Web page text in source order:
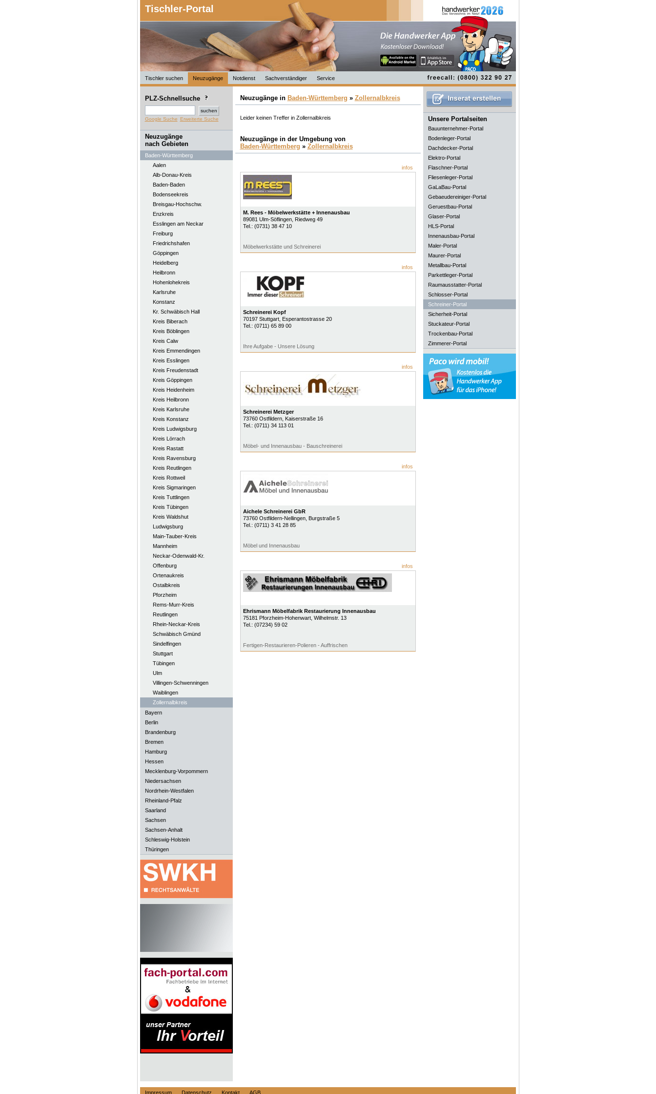
Tischler-Portal
Tischler suchen Neuzugänge Notdienst Sachverständiger Service
PLZ-Schnellsuche
Google Suche Erweiterte Suche
Neuzugänge
nach Gebieten
Baden-Württemberg
Aalen
Alb-Donau-Kreis
Baden-Baden
Bodenseekreis
Breisgau-Hochschw.
Enzkreis
Esslingen am Neckar
Freiburg
Friedrichshafen
Göppingen
Heidelberg
Heilbronn
Hohenlohekreis
Karlsruhe
Konstanz
Kr. Schwäbisch Hall
Kreis Biberach
Kreis Böblingen
Kreis Calw
Kreis Emmendingen
Kreis Esslingen
Kreis Freudenstadt
Kreis Göppingen
Kreis Heidenheim
Kreis Heilbronn
Kreis Karlsruhe
Kreis Konstanz
Kreis Ludwigsburg
Kreis Lörrach
Kreis Rastatt
Kreis Ravensburg
Kreis Reutlingen
Kreis Rottweil
Kreis Sigmaringen
Kreis Tuttlingen
Kreis Tübingen
Kreis Waldshut
Ludwigsburg
Main-Tauber-Kreis
Mannheim
Neckar-Odenwald-Kr.
Offenburg
Ortenaukreis
Ostalbkreis
Pforzheim
Rems-Murr-Kreis
Reutlingen
Rhein-Neckar-Kreis
Schwäbisch Gmünd
Sindelfingen
Stuttgart
Tübingen
Ulm
Villingen-Schwenningen
Waiblingen
Zollernalbkreis
Bayern
Berlin
Brandenburg
Bremen
Hamburg
Hessen
Mecklenburg-Vorpommern
Niedersachsen
Nordrhein-Westfalen
Rheinland-Pfalz
Saarland
Sachsen
Sachsen-Anhalt
Schleswig-Holstein
Thüringen
Neuzugänge in Baden-Württemberg » Zollernalbkreis
Leider keinen Treffer in Zollernalbkreis
Neuzugänge in der Umgebung von
Baden-Württemberg » Zollernalbkreis
infos
M. Rees - Möbelwerkstätte + Innenausbau
89081 Ulm-Söflingen, Riedweg 49
Tel.: (0731) 38 47 10
Möbelwerkstätte und Schreinerei
infos
Schreinerei Kopf
70197 Stuttgart, Esperantostrasse 20
Tel.: (0711) 65 89 00
Ihre Aufgabe - Unsere Lösung
infos
Schreinerei Metzger
73760 Ostfildern, Kaiserstraße 16
Tel.: (0711) 34 113 01
Möbel- und Innenausbau - Bauschreinerei
infos
Aichele Schreinerei GbR
73760 Ostfildern-Nellingen, Burgstraße 5
Tel.: (0711) 3 41 28 85
Möbel und Innenausbau
infos
Ehrismann Möbelfabrik Restaurierung Innenausbau
75181 Pforzheim-Hohenwart, Wilhelmstr. 13
Tel.: (07234) 59 02
Fertigen-Restaurieren-Polieren - Auffrischen
Unsere Portalseiten
Bauunternehmer-Portal
Bodenleger-Portal
Dachdecker-Portal
Elektro-Portal
Flaschner-Portal
Fliesenleger-Portal
GaLaBau-Portal
Gebaeudereiniger-Portal
Geruestbau-Portal
Glaser-Portal
HLS-Portal
Innenausbau-Portal
Maler-Portal
Maurer-Portal
Metallbau-Portal
Parkettleger-Portal
Raumausstatter-Portal
Schlosser-Portal
Schreiner-Portal
Sicherheit-Portal
Stuckateur-Portal
Trockenbau-Portal
Zimmerer-Portal
Impressum Datenschutz Kontakt AGB